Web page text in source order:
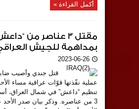
أكمل القراءة »
مقتل 3 عناصر من
بمداهمة للجيش
2023-06-26
قتل جندي وأصيب
عملية نفّذتها قوّات عراقية مساء
تنظيم “داعش” في شمال العراق،
3 من عناصره. وذكر بيان صدر الأحد